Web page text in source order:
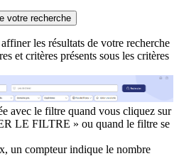
votre recherche
les résultats de votre recherche
et critères présents sous les critères
avec le filtre quand vous cliquez sur
LE FILTRE » ou quand le filtre se
un compteur indique le nombre